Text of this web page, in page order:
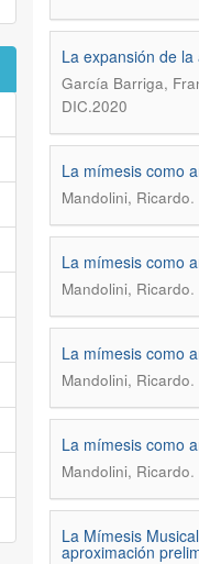
La expansión de
García Barriga,
DIC.2020
La mímesis como
Mandolini, Ricardo.
La mímesis como
Mandolini, Ricardo.
La mímesis como
Mandolini, Ricardo.
La mímesis como
Mandolini, Ricardo.
La Mímesis
aproximación